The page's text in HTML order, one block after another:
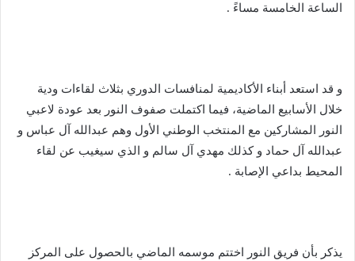
الساعة الخامسة مساءً .
و قد استعد أبناء الأكاديمية لمنافسات الدوري بثلاث لقاءات ودية
خلال الأسابيع الماضية، فيما اكتملت صفوف النور بعد عودة لاعبي
النور المشاركين مع المنتخب الوطني الأول وهم عبدالله آل عباس و
عبدالله آل حماد و كذلك مهدي آل سالم و الذي سيغيب عن لقاء
المحيط بداعي الإصابة .
يذكر بأن فريق النور اختتم موسمه الماضي بالحصول على المركز